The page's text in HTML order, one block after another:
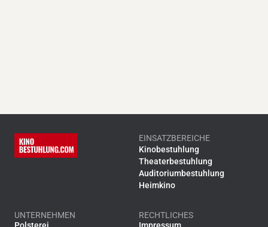
EINSATZBEREICHE
Kinobestuhlung
Theaterbestuhlung
Auditoriumbestuhlung
Heimkino
UNTERNEHMEN
RECHTLICHES